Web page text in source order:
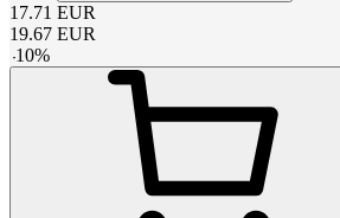
17.71 EUR
19.67 EUR
-10%